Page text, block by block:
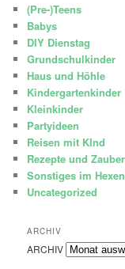
(Pre-)Teens
Babys
DIY Dienstag
Grundschulkinder
Haus und Höhle
Kindergartenkinder
Kleinkinder
Partyideen
Reisen mit KInd
Rezepte und
Sonstiges im
Uncategorized
ARCHIV
ARCHIV